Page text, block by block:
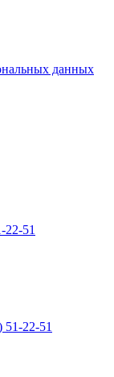
данных
22-51
51-22-51